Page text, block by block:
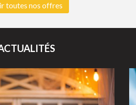
toutes nos offres